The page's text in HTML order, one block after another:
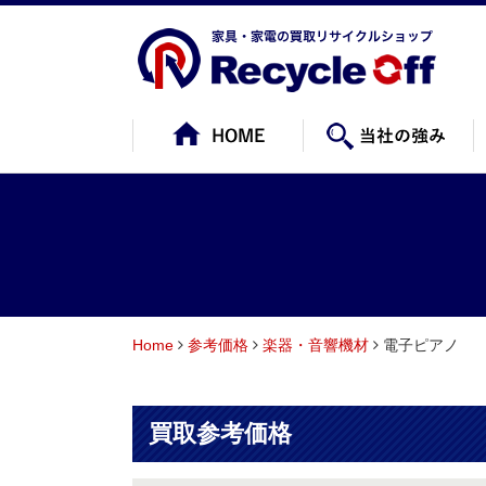
Home 参考価格 楽器・音響機材 電子ピアノ
買取参考価格